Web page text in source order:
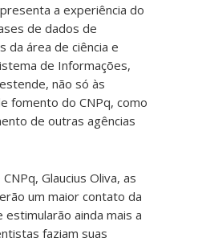
a experiência do
de dados de
da área de ciência e
de Informações,
não só às
fomento do CNPq, como
de outras agências
Glaucius Oliva, as
um maior contato da
estimularão ainda mais a
faziam suas